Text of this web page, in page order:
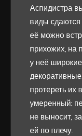
Аспидистра
виды сдаются
её можно
прихожих, на
у неё
протереть
умеренный:
не выносит,
ей по плечу.